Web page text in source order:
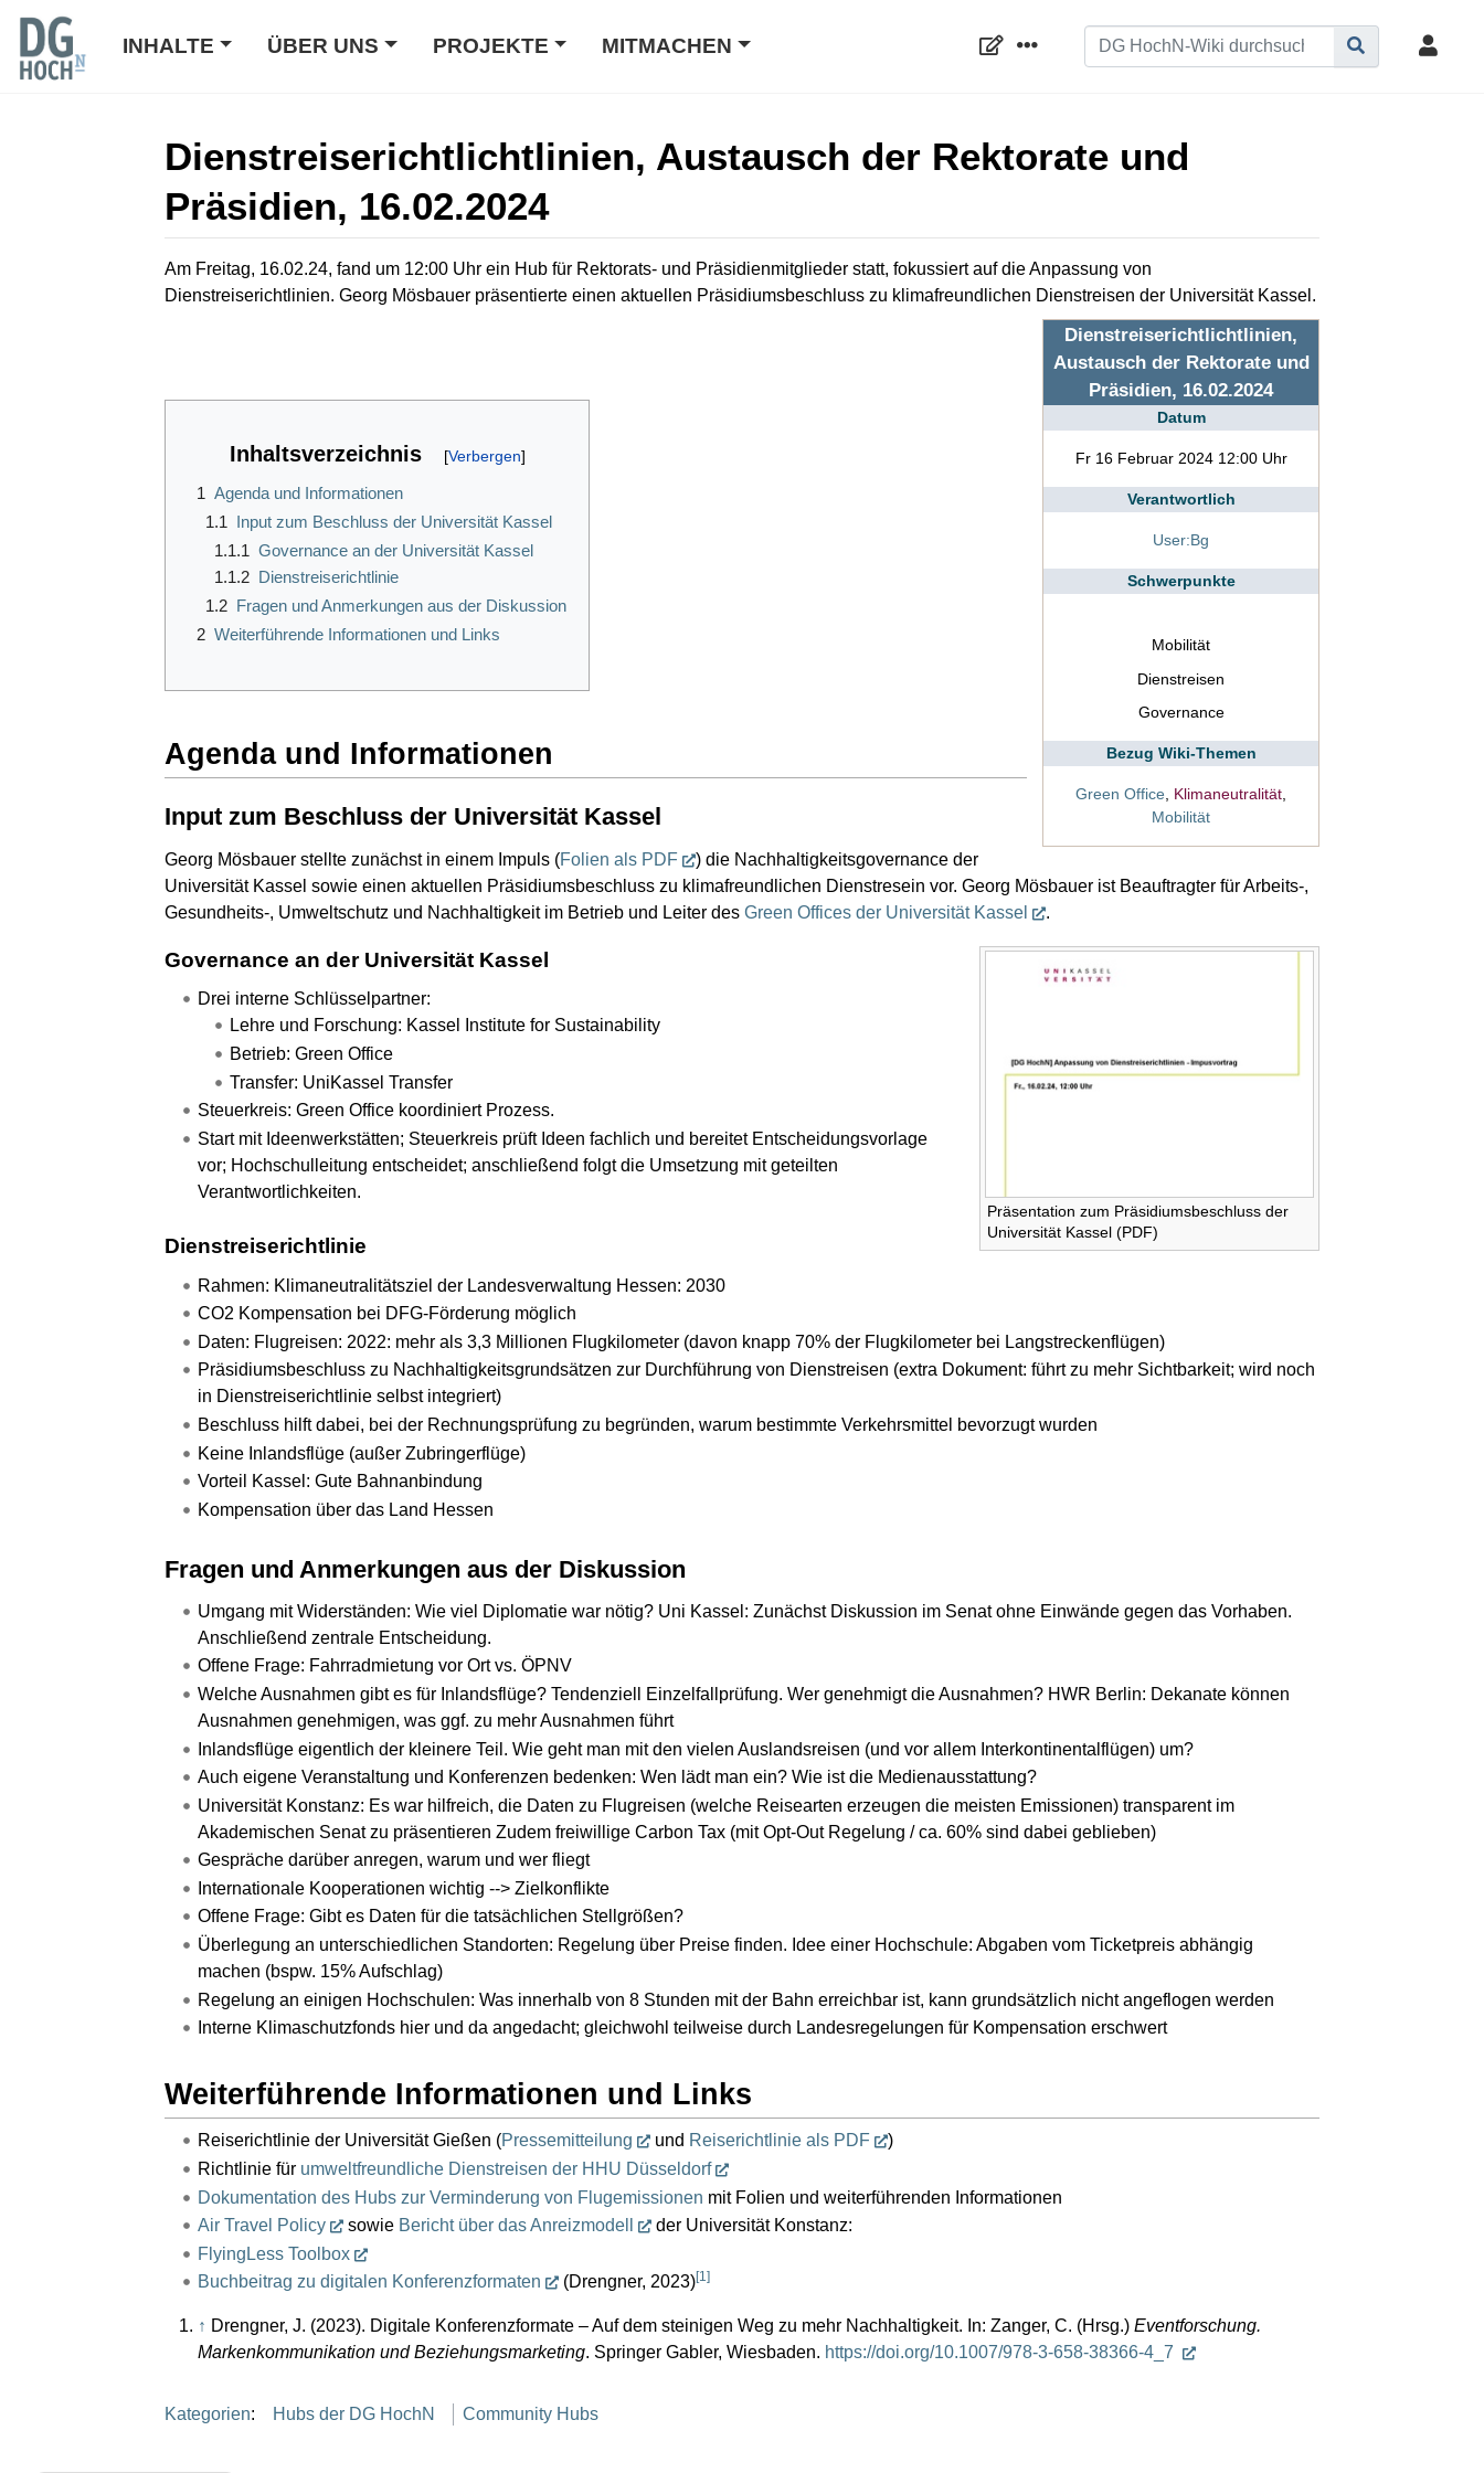
INHALTE ÜBER UNS PROJEKTE MITMACHEN
Dienstreiserichtlichtlinien, Austausch der Rektorate und
Präsidien, 16.02.2024
Wechseln zu:Navigation,Suche
Am Freitag, 16.02.24, fand um 12:00 Uhr ein Hub für Rektorats- und Präsidienmitglieder statt, fokussiert auf die Anpassung von
Dienstreiserichtlinien. Georg Mösbauer präsentierte einen aktuellen Präsidiumsbeschluss zu klimafreundlichen Dienstreisen der Universität Kassel.
Dienstreiserichtlichtlinien,
Austausch der Rektorate und
Präsidien, 16.02.2024
Datum
Fr 16 Februar 2024 12:00 Uhr
Verantwortlich
User:Bg
Schwerpunkte
Mobilität
Dienstreisen
Governance
Bezug Wiki-Themen
Green Office Klimaneutralität
Mobilität
Inhaltsverzeichnis
1 Agenda und Informationen
1.1 Input zum Beschluss der Universität Kassel
1.1.1 Governance an der Universität Kassel
1.1.2 Dienstreiserichtlinie
1.2 Fragen und Anmerkungen aus der Diskussion
2 Weiterführende Informationen und Links
Agenda und Informationen
Input zum Beschluss der Universität Kassel
Georg Mösbauer stellte zunächst in einem Impuls (Folien als PDF
) die Nachhaltigkeitsgovernance der
Universität Kassel sowie einen aktuellen Präsidiumsbeschluss zu klimafreundlichen Dienstresein vor. Georg Mösbauer ist Beauftragter für Arbeits-,
Gesundheits-, Umweltschutz und Nachhaltigkeit im Betrieb und Leiter des Green Offices der Universität Kassel .
Präsentation zum Präsidiumsbeschluss der
Universität Kassel (PDF)
Governance an der Universität Kassel
Drei interne Schlüsselpartner:
Lehre und Forschung: Kassel Institute for Sustainability
Betrieb: Green Office
Transfer: UniKassel Transfer
Steuerkreis: Green Office koordiniert Prozess.
Start mit Ideenwerkstätten; Steuerkreis prüft Ideen fachlich und bereitet Entscheidungsvorlage
vor; Hochschulleitung entscheidet; anschließend folgt die Umsetzung mit geteilten
Verantwortlichkeiten.
Dienstreiserichtlinie
Rahmen: Klimaneutralitätsziel der Landesverwaltung Hessen: 2030
CO2 Kompensation bei DFG-Förderung möglich
Daten: Flugreisen: 2022: mehr als 3,3 Millionen Flugkilometer (davon knapp 70% der Flugkilometer bei Langstreckenflügen)
Präsidiumsbeschluss zu Nachhaltigkeitsgrundsätzen zur Durchführung von Dienstreisen (extra Dokument: führt zu mehr Sichtbarkeit; wird noch
in Dienstreiserichtlinie selbst integriert)
Beschluss hilft dabei, bei der Rechnungsprüfung zu begründen, warum bestimmte Verkehrsmittel bevorzugt wurden
Keine Inlandsflüge (außer Zubringerflüge)
Vorteil Kassel: Gute Bahnanbindung
Kompensation über das Land Hessen
Fragen und Anmerkungen aus der Diskussion
Umgang mit Widerständen: Wie viel Diplomatie war nötig? Uni Kassel: Zunächst Diskussion im Senat ohne Einwände gegen das Vorhaben.
Anschließend zentrale Entscheidung.
Offene Frage: Fahrradmietung vor Ort vs. ÖPNV
Welche Ausnahmen gibt es für Inlandsflüge? Tendenziell Einzelfallprüfung. Wer genehmigt die Ausnahmen? HWR Berlin: Dekanate können
Ausnahmen genehmigen, was ggf. zu mehr Ausnahmen führt
Inlandsflüge eigentlich der kleinere Teil. Wie geht man mit den vielen Auslandsreisen (und vor allem Interkontinentalflügen) um?
Auch eigene Veranstaltung und Konferenzen bedenken: Wen lädt man ein? Wie ist die Medienausstattung?
Universität Konstanz: Es war hilfreich, die Daten zu Flugreisen (welche Reisearten erzeugen die meisten Emissionen) transparent im
Akademischen Senat zu präsentieren Zudem freiwillige Carbon Tax (mit Opt-Out Regelung / ca. 60% sind dabei geblieben)
Gespräche darüber anregen, warum und wer fliegt
Internationale Kooperationen wichtig --> Zielkonflikte
Offene Frage: Gibt es Daten für die tatsächlichen Stellgrößen?
Überlegung an unterschiedlichen Standorten: Regelung über Preise finden. Idee einer Hochschule: Abgaben vom Ticketpreis abhängig
machen (bspw. 15% Aufschlag)
Regelung an einigen Hochschulen: Was innerhalb von 8 Stunden mit der Bahn erreichbar ist, kann grundsätzlich nicht angeflogen werden
Interne Klimaschutzfonds hier und da angedacht; gleichwohl teilweise durch Landesregelungen für Kompensation erschwert
Weiterführende Informationen und Links
Reiserichtlinie der Universität Gießen (Pressemitteilung und Reiserichtlinie als PDF
)
Richtlinie für umweltfreundliche Dienstreisen der HHU Düsseldorf
Dokumentation des Hubs zur Verminderung von Flugemissionen mit Folien und weiterführenden Informationen
Air Travel Policy
sowie Bericht über das Anreizmodell
der Universität Konstanz:
FlyingLess Toolbox
Buchbeitrag zu digitalen Konferenzformaten
(Drengner, 2023)[1]
↑ Drengner, J. (2023). Digitale Konferenzformate – Auf dem steinigen Weg zu mehr Nachhaltigkeit. In: Zanger, C. (Hrsg.) Eventforschung.
Markenkommunikation und Beziehungsmarketing. Springer Gabler, Wiesbaden. https://doi.org/10.1007/978-3-658-38366-4_7
Kategorien: Hubs der DG HochN Community Hubs